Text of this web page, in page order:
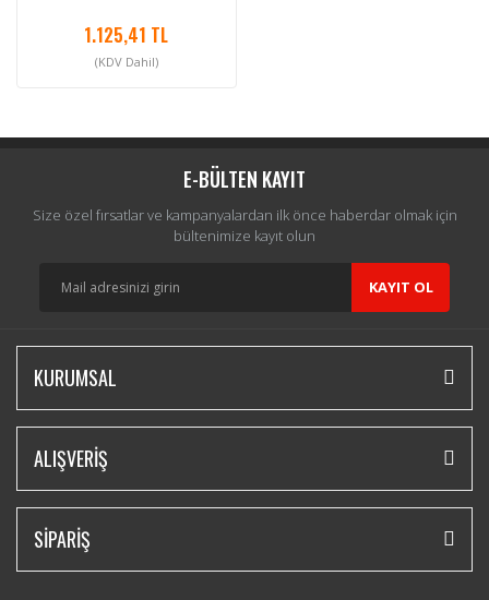
1.125,41 TL
(KDV Dahil)
E-BÜLTEN KAYIT
Size özel fırsatlar ve kampanyalardan ilk önce haberdar olmak için
bültenimize kayıt olun
KAYIT OL
KURUMSAL
ALIŞVERİŞ
SİPARİŞ